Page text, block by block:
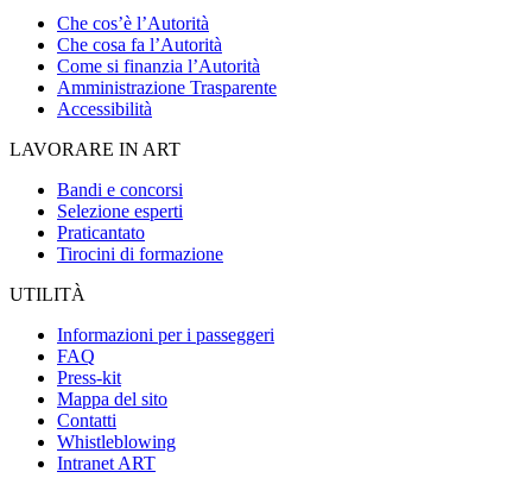
Che cos’è l’Autorità
Che cosa fa l’Autorità
Come si finanzia l’Autorità
Amministrazione Trasparente
Accessibilità
LAVORARE IN ART
Bandi e concorsi
Selezione esperti
Praticantato
Tirocini di formazione
UTILITÀ
Informazioni per i passeggeri
FAQ
Press-kit
Mappa del sito
Contatti
Whistleblowing
Intranet ART